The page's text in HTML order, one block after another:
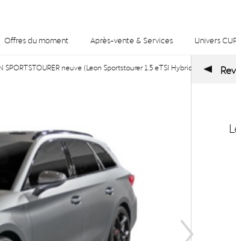
Offres du moment Après-vente & Services Univers
SPORTSTOURER neuve (Leon Sportstourer 1.5 eTSI Hybrid 150 ch